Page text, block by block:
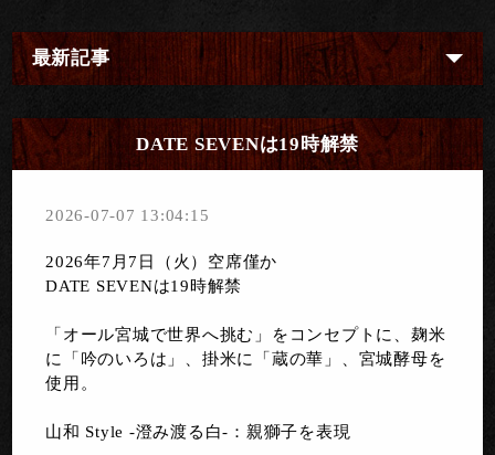
最新記事
DATE SEVENは19時解禁
2026-07-07 13:04:15
2026年7月7日（火）空席僅か
DATE SEVENは19時解禁
「オール宮城で世界へ挑む」をコンセプトに、麹米
に「吟のいろは」、掛米に「蔵の華」、宮城酵母を
使用。
山和 Style -澄み渡る白-：親獅子を表現